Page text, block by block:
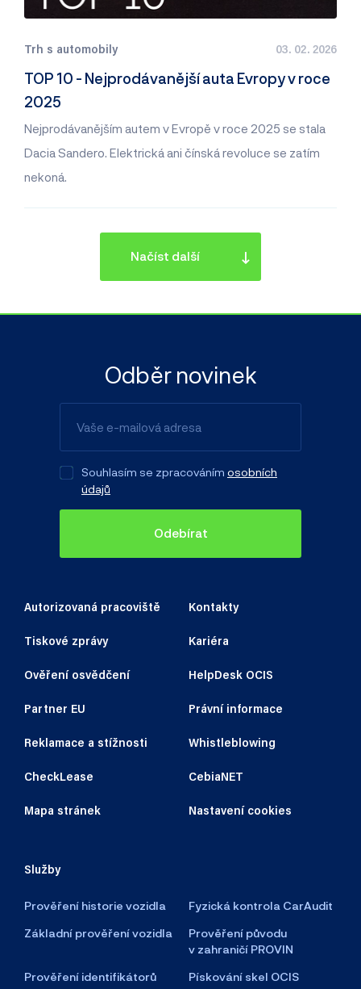
Trh s automobily 03. 02. 2026
TOP 10 - Nejprodávanější auta Evropy v roce
2025
Nejprodávanějším autem v Evropě v roce 2025 se stala
Dacia Sandero. Elektrická ani čínská revoluce se zatím
nekoná.
Načíst další
Autorizovaná pracoviště Kontakty
Tiskové zprávy Kariéra
Ověření osvědčení HelpDesk OCIS
Partner EU Právní informace
Reklamace a stížnosti Whistleblowing
CheckLease CebiaNET
Mapa stránek Nastavení cookies
Služby
Prověření historie vozidla
Fyzická kontrola CarAudit
Základní prověření vozidla
Prověření původu
v zahraničí PROVIN
Prověření identifikátorů
Pískování skel OCIS
Odběr novinek
Souhlasím se zpracováním osobních
údajů
Odebírat